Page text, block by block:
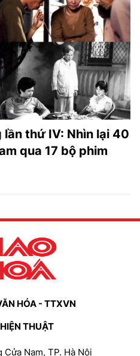
lần thứ IV: Nhìn lại 40
qua 17 bộ phim
HÓA - TTXVN
THUẬT
Nam, TP. Hà Nội